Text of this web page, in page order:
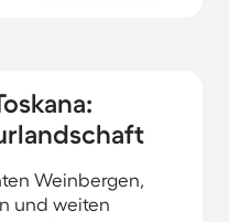
Weinbergen,
und weiten